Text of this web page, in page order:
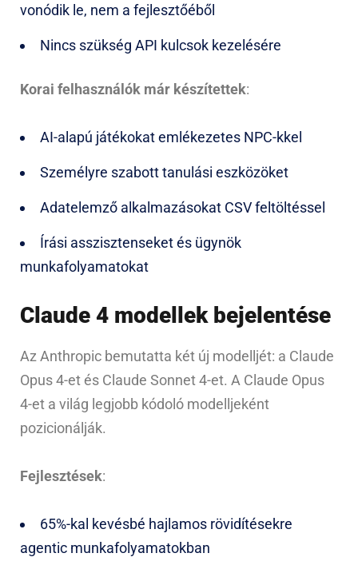
vonódik le, nem a fejlesztőéből
Nincs szükség API kulcsok kezelésére
Korai felhasználók már készítettek:
AI-alapú játékokat emlékezetes NPC-kkel
Személyre szabott tanulási eszközöket
Adatelemző alkalmazásokat CSV feltöltéssel
Írási asszisztenseket és ügynök
munkafolyamatokat
Claude 4 modellek bejelentése
Az Anthropic bemutatta két új modelljét: a Claude
Opus 4-et és Claude Sonnet 4-et. A Claude Opus
4-et a világ legjobb kódoló modelljeként
pozicionálják.
Fejlesztések:
65%-kal kevésbé hajlamos rövidítésekre
agentic munkafolyamatokban